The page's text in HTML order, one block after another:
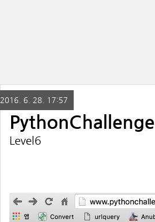
2016. 6. 28. 17:57
PythonChallenge
Level6